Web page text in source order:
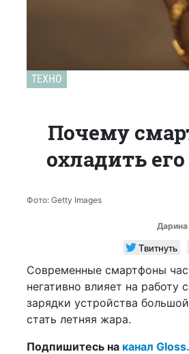
ТЕХНО
Почему
охладить
Фото: Getty Images
Дарина
Твитнуть
Современные смартфоны
негативно влияет на
зарядки устройства
стать летняя жара.
Подпишитесь на канал